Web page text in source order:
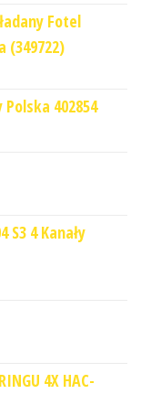
Fotel
(349722)
402854
4 Kanały
4X HAC-